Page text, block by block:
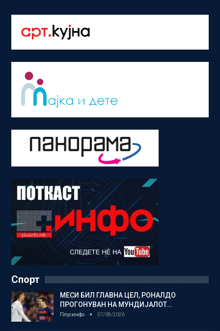
Спорт
МЕСИ БИЛ ГЛАВНА ЦЕЛ, РОНАЛДО
ПРОГОНУВАН НА МУНДИЈАЛОТ…
Плусинфо 07/08/2026